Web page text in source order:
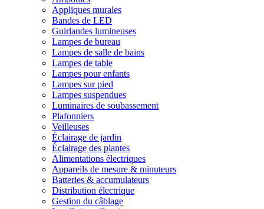
Appliques murales
Bandes de LED
Guirlandes lumineuses
Lampes de bureau
Lampes de salle de bains
Lampes de table
Lampes pour enfants
Lampes sur pied
Lampes suspendues
Luminaires de soubassement
Plafonniers
Veilleuses
Éclairage de jardin
Éclairage des plantes
Alimentations électriques
Appareils de mesure & minuteurs
Batteries & accumulateurs
Distribution électrique
Gestion du câblage